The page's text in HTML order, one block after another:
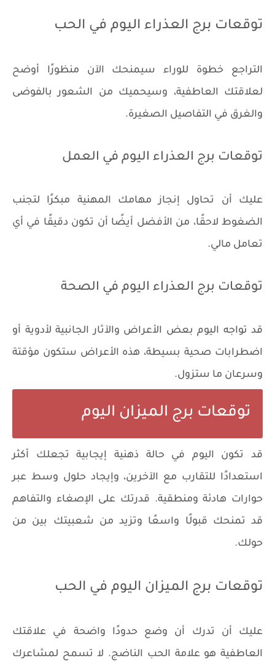
توقعات برج العذراء اليوم في الحب
التراجع خطوة للوراء سيمنحك الآن منظورًا أوضح
لعلاقتك العاطفية، وسيحميك من الشعور بالفوضى
والغرق في التفاصيل الصغيرة.
توقعات برج العذراء اليوم في العمل
عليك أن تحاول إنجاز مهامك المهنية مبكرًا لتجنب
الضغوط لاحقًا، من الأفضل أيضًا أن تكون دقيقًا في أي
تعامل مالي.
توقعات برج العذراء اليوم في الصحة
قد تواجه اليوم بعض الأعراض والآثار الجانبية لأدوية أو
اضطرابات صحية بسيطة، هذه الأعراض ستكون مؤقتة
وسرعان ما ستزول.
توقعات برج الميزان اليوم
قد تكون اليوم في حالة ذهنية إيجابية تجعلك أكثر
استعدادًا للتقارب مع الآخرين، وإيجاد حلول وسط عبر
حوارات هادئة ومنطقية. قدرتك على الإصغاء والتفاهم
قد تمنحك قبولًا واسعًا وتزيد من شعبيتك بين من
حولك.
توقعات برج الميزان اليوم في الحب
عليك أن تدرك أن وضع حدودًا واضحة في علاقتك
العاطفية هو علامة الحب الناضج. لا تسمح لمشاعرك